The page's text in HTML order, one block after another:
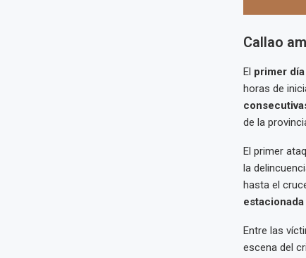
Callao
El primer
horas de
de la
El primer
la
hasta el
estacionada
Entre las
escena del